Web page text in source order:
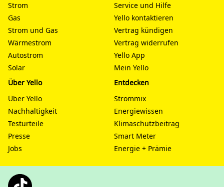
Strom
Gas
Strom und Gas
Wärmestrom
Autostrom
Solar
Service und Hilfe
Yello kontaktieren
Vertrag kündigen
Vertrag widerrufen
Yello App
Mein Yello
Über Yello
Über Yello
Nachhaltigkeit
Testurteile
Presse
Jobs
Entdecken
Strommix
Energiewissen
Klimaschutzbeitrag
Smart Meter
Energie + Prämie